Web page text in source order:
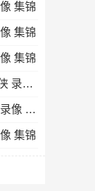
集锦
集锦
集锦
2月14日NBA常规赛 森林狼vs独行侠 录像 集锦
2月14日NBA常规赛 爵士vs步行者 录像 集锦
集锦